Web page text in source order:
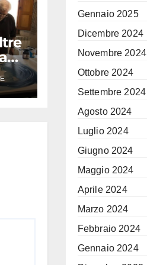
Gennaio 2025
Dicembre 2024
Novembre 2024
Ottobre 2024
Settembre 2024
Agosto 2024
Luglio 2024
Giugno 2024
Maggio 2024
Aprile 2024
Marzo 2024
Febbraio 2024
Gennaio 2024